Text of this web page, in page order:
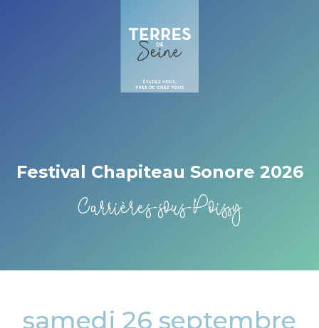
Festival Chapiteau Sonore 2026
Carrières-sous-Poissy
samedi 26 septembre